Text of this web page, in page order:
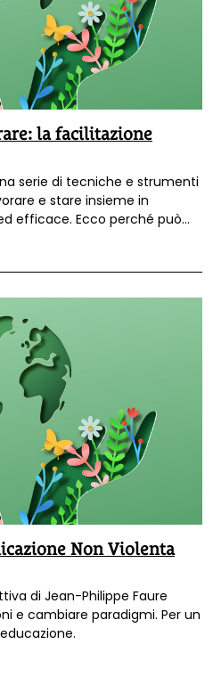
la facilitazione
serie di tecniche e strumenti
e stare insieme in
efficace. Ecco perché può
Non Violenta
di Jean-Philippe Faure
e cambiare paradigmi. Per un